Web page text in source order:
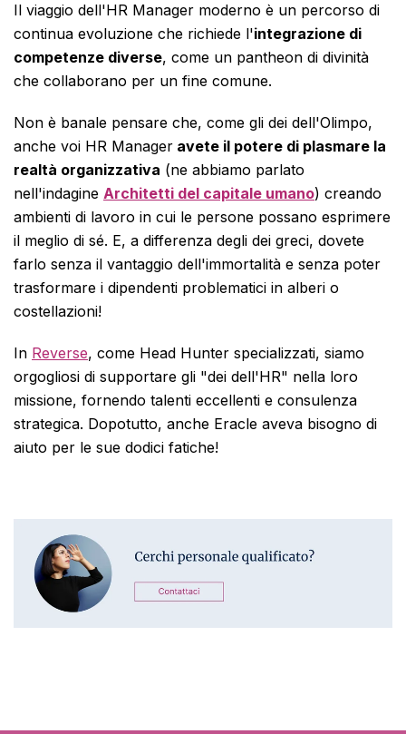
Il viaggio dell'HR Manager moderno è un percorso di
continua evoluzione che richiede l'integrazione di
competenze diverse, come un pantheon di divinità
che collaborano per un fine comune.
Non è banale pensare che, come gli dei dell'Olimpo,
anche voi HR Manager avete il potere di plasmare la
realtà organizzativa (ne abbiamo parlato
nell'indagine Architetti del capitale umano) creando
ambienti di lavoro in cui le persone possano esprimere
il meglio di sé. E, a differenza degli dei greci, dovete
farlo senza il vantaggio dell'immortalità e senza poter
trasformare i dipendenti problematici in alberi o
costellazioni!
In Reverse, come Head Hunter specializzati, siamo
orgogliosi di supportare gli "dei dell'HR" nella loro
missione, fornendo talenti eccellenti e consulenza
strategica. Dopotutto, anche Eracle aveva bisogno di
aiuto per le sue dodici fatiche!